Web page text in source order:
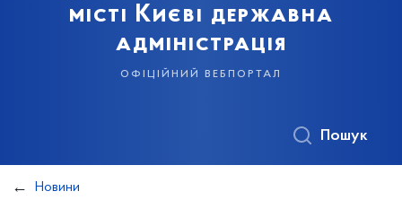
місті Києві державна
адміністрація
офіційний вебпортал
Пошук
Новини